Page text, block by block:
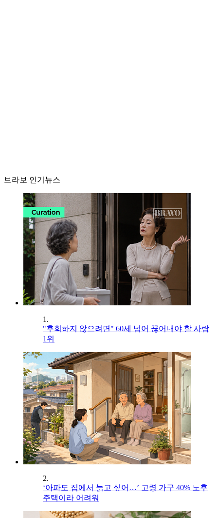
브라보 인기뉴스
1.
"후회하지 않으려면" 60세 넘어 끊어내야 할 사람
1위
2.
‘아파도 집에서 늙고 싶어…’ 고령 가구 40% 노후
주택이라 어려워